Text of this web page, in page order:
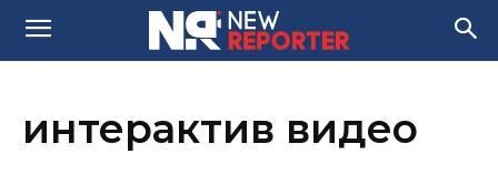
интерактив видео